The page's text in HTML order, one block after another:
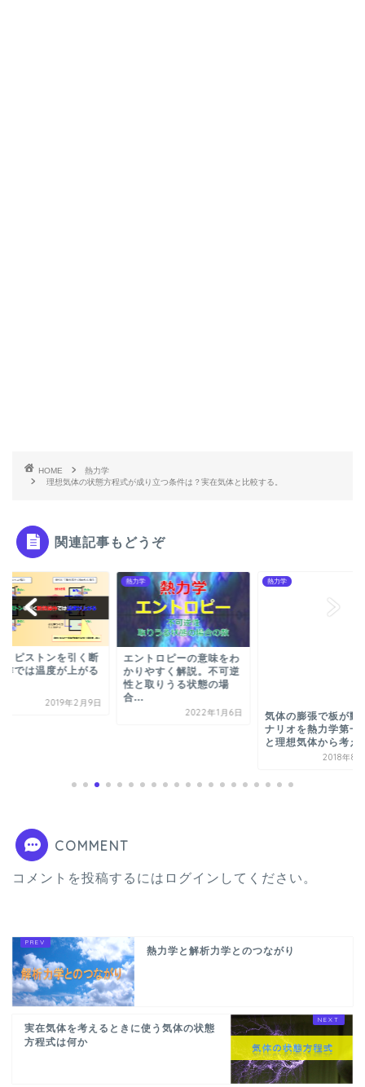
HOME
熱力学
理想気体の状態方程式が成り立つ条件は？実在気体と比較する。
関連記事もどうぞ
くピストンを引く断
作では温度が上がる
2019年2月9日
熱力学
エントロピーの意味をわ
かりやすく解説。不可逆
性と取りうる状態の場
合...
2022年1月6日
熱力学
2018年8
COMMENT
コメントを投稿するには ログイン してください。
熱力学と解析力学とのつながり
実在気体を考えるときに使う気体の状態
方程式は何か